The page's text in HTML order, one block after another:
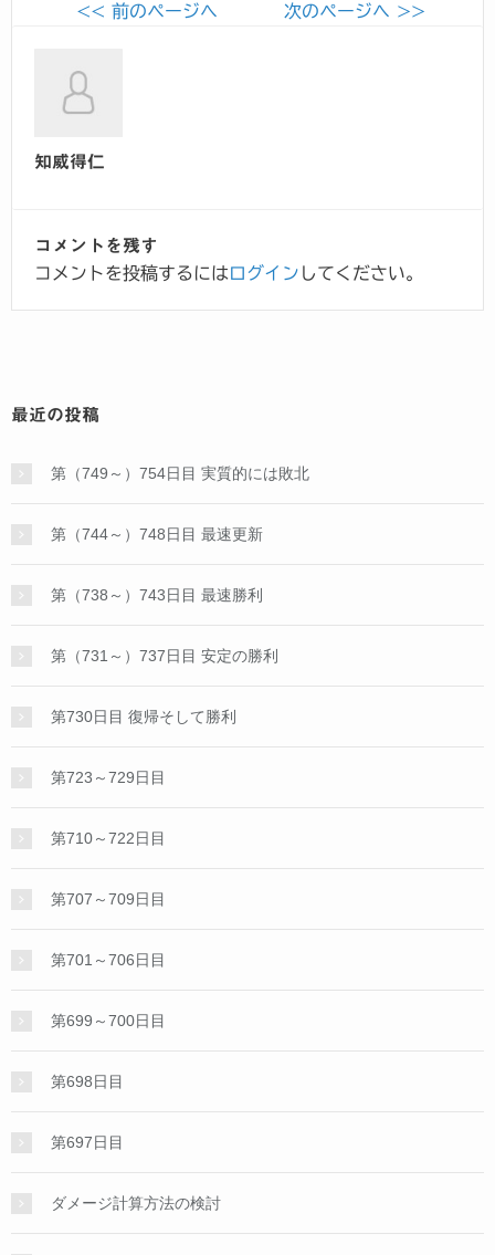
<< 前のページへ 次のページへ >>
知威得仁
コメントを残す
コメントを投稿するにはログイン してください。
最近の投稿
第（749～）754日目 実質的には敗北
第（744～）748日目 最速更新
第（738～）743日目 最速勝利
第（731～）737日目 安定の勝利
第730日目 復帰そして勝利
第723～729日目
第710～722日目
第707～709日目
第701～706日目
第699～700日目
第698日目
第697日目
ダメージ計算方法の検討